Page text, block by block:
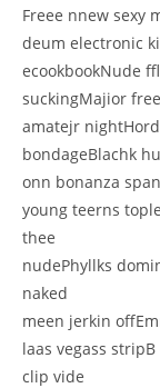
Freee nnew sexy
deum electronic
ecookbookNude
suckingMajior
amatejr
bondageBlachk
onn bonanza
young teerns
thee
nudePhyllks
naked
meen jerkin
laas vegass
clip vide